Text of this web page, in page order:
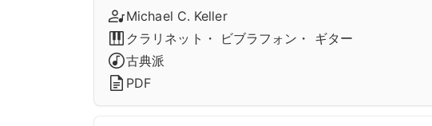
Michael C. Keller
クラリネット・ ビブラフォン・ ギター
古典派
PDF